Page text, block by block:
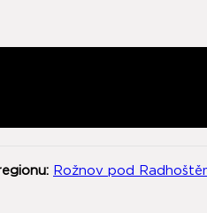
Rožnov pod